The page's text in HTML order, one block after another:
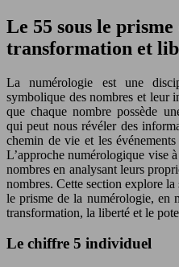
Le 55 sous le
transformation et
La numérologie est une
symbolique des nombres et leur
que chaque nombre possède
qui peut nous révéler des
chemin de vie et les
L’approche numérologique vise
nombres en analysant leurs
nombres. Cette section explore
le prisme de la numérologie, en
transformation, la liberté et le
Le chiffre 5 individuel